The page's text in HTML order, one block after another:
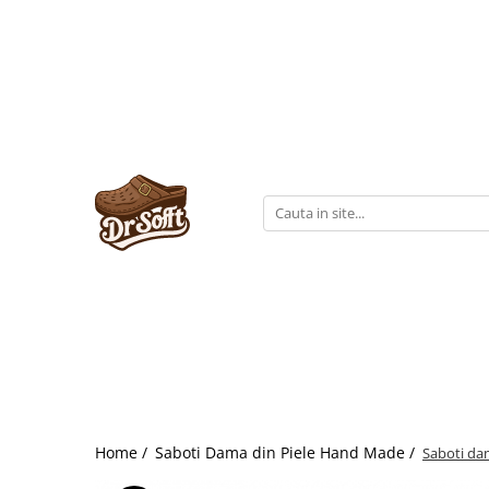
Home / Saboti Dama din Piele Hand Made / Saboti